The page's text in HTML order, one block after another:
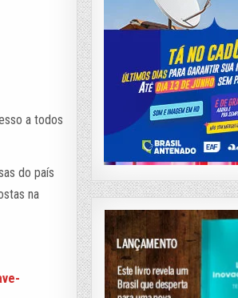
a todos
do país
na